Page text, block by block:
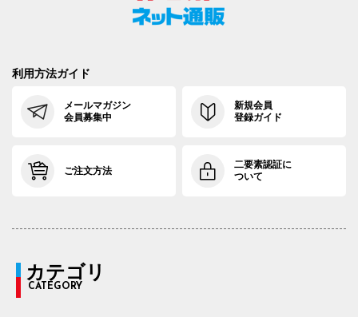
利用方法ガイド
メールマガジン
会員募集中
新規会員
登録ガイド
ご注文方法
二要素認証に
ついて
カテゴリ
CATEGORY